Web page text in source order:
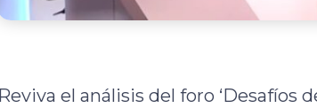
Reviva el análisis del foro ‘Desafíos